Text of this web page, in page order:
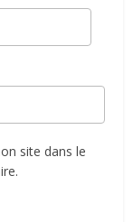
site dans le